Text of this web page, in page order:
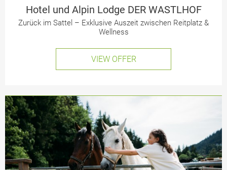
Hotel und Alpin Lodge DER WASTLHOF
Zurück im Sattel – Exklusive Auszeit zwischen Reitplatz &
Wellness
VIEW OFFER